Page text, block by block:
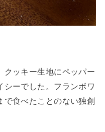
クッキー生地にペッパー
シーでした。フランボワ
で食べたことのない独創